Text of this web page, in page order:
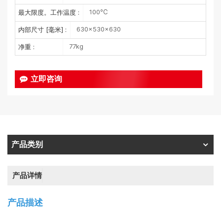
最大限度。工作温度 : 100℃
内部尺寸 [毫米] : 630×530×630
净重 : 77kg
立即咨询
产品类别
产品详情
产品描述